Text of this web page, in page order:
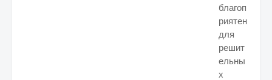
благоп
риятен
для
решит
ельны
х